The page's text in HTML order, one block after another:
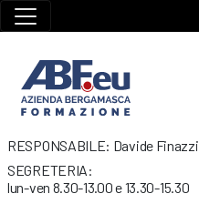
RESPONSABILE: Davide Finazzi
SEGRETERIA:
lun-ven 8.30-13.00 e 13.30-15.30